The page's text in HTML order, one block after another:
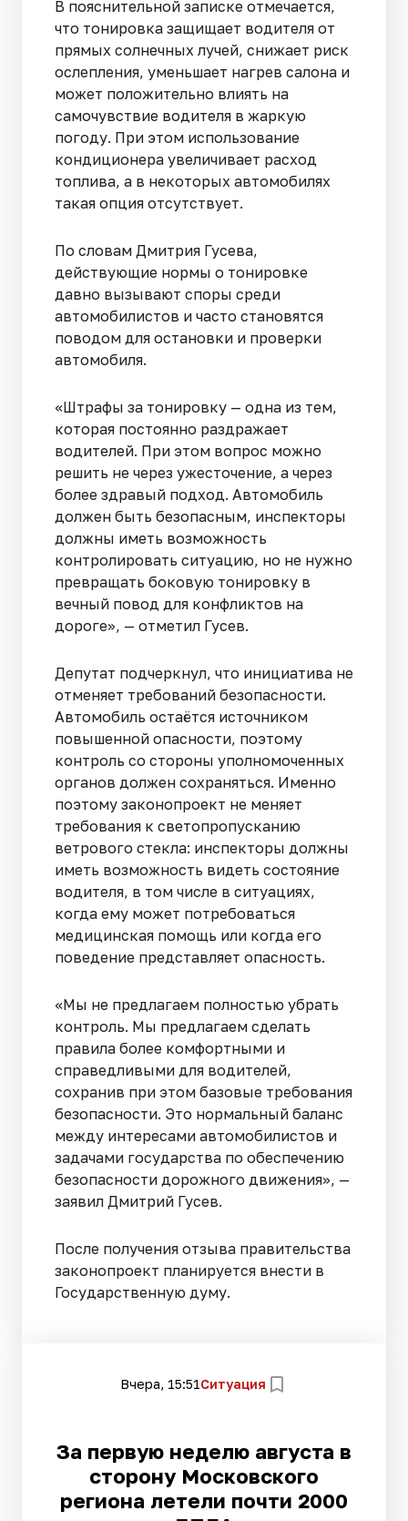
В пояснительной записке отмечается,
что тонировка защищает водителя от
прямых солнечных лучей, снижает риск
ослепления, уменьшает нагрев салона и
может положительно влиять на
самочувствие водителя в жаркую
погоду. При этом использование
кондиционера увеличивает расход
топлива, а в некоторых автомобилях
такая опция отсутствует.
По словам Дмитрия Гусева,
действующие нормы о тонировке
давно вызывают споры среди
автомобилистов и часто становятся
поводом для остановки и проверки
автомобиля.
«Штрафы за тонировку — одна из тем,
которая постоянно раздражает
водителей. При этом вопрос можно
решить не через ужесточение, а через
более здравый подход. Автомобиль
должен быть безопасным, инспекторы
должны иметь возможность
контролировать ситуацию, но не нужно
превращать боковую тонировку в
вечный повод для конфликтов на
дороге», — отметил Гусев.
Депутат подчеркнул, что инициатива не
отменяет требований безопасности.
Автомобиль остаётся источником
повышенной опасности, поэтому
контроль со стороны уполномоченных
органов должен сохраняться. Именно
поэтому законопроект не меняет
требования к светопропусканию
ветрового стекла: инспекторы должны
иметь возможность видеть состояние
водителя, в том числе в ситуациях,
когда ему может потребоваться
медицинская помощь или когда его
поведение представляет опасность.
«Мы не предлагаем полностью убрать
контроль. Мы предлагаем сделать
правила более комфортными и
справедливыми для водителей,
сохранив при этом базовые требования
безопасности. Это нормальный баланс
между интересами автомобилистов и
задачами государства по обеспечению
безопасности дорожного движения», —
заявил Дмитрий Гусев.
После получения отзыва правительства
законопроект планируется внести в
Государственную думу.
Вчера, 15:51Ситуация
За первую неделю августа в
сторону Московского
региона летели почти 2000